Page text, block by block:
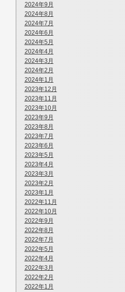
2024年9月
2024年8月
2024年7月
2024年6月
2024年5月
2024年4月
2024年3月
2024年2月
2024年1月
2023年12月
2023年11月
2023年10月
2023年9月
2023年8月
2023年7月
2023年6月
2023年5月
2023年4月
2023年3月
2023年2月
2023年1月
2022年11月
2022年10月
2022年9月
2022年8月
2022年7月
2022年5月
2022年4月
2022年3月
2022年2月
2022年1月